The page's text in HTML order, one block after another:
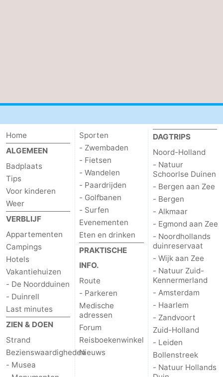
Home
ALGEMEEN
Badplaats
Tips
Voor kinderen
Weer
VERBLIJF
Appartementen
Campings
Hotels
Vakantiehuizen
- De Noordduinen
- Duinrell
Last minutes
ZIEN & DOEN
Strand
Bezienswaardigheden
- Musea
Sporten
- Zwembaden
- Fietsen
- Wandelen
- Paardrijden
- Golfbanen
- Surfen
Evenementen
Eten en drinken
PRAKTISCHE
INFO.
Route
- Parkeren
Medische
adressen
Forum
Reisboekenwinkel
Nieuws
DAGTRIPS
Noord-Holland
- Natuur
Schoorlse Duinen
- Bergen aan Zee
- Bergen
- Alkmaar
- Egmond aan Zee
- Noordhollands
duinreservaat
- Wijk aan Zee
- Natuur Zuid-
Kennermerland
- Amsterdam
- Haarlem
- Zandvoort
Zuid-Holland
- Leiden
Bollenstreek
- Natuur Hollands